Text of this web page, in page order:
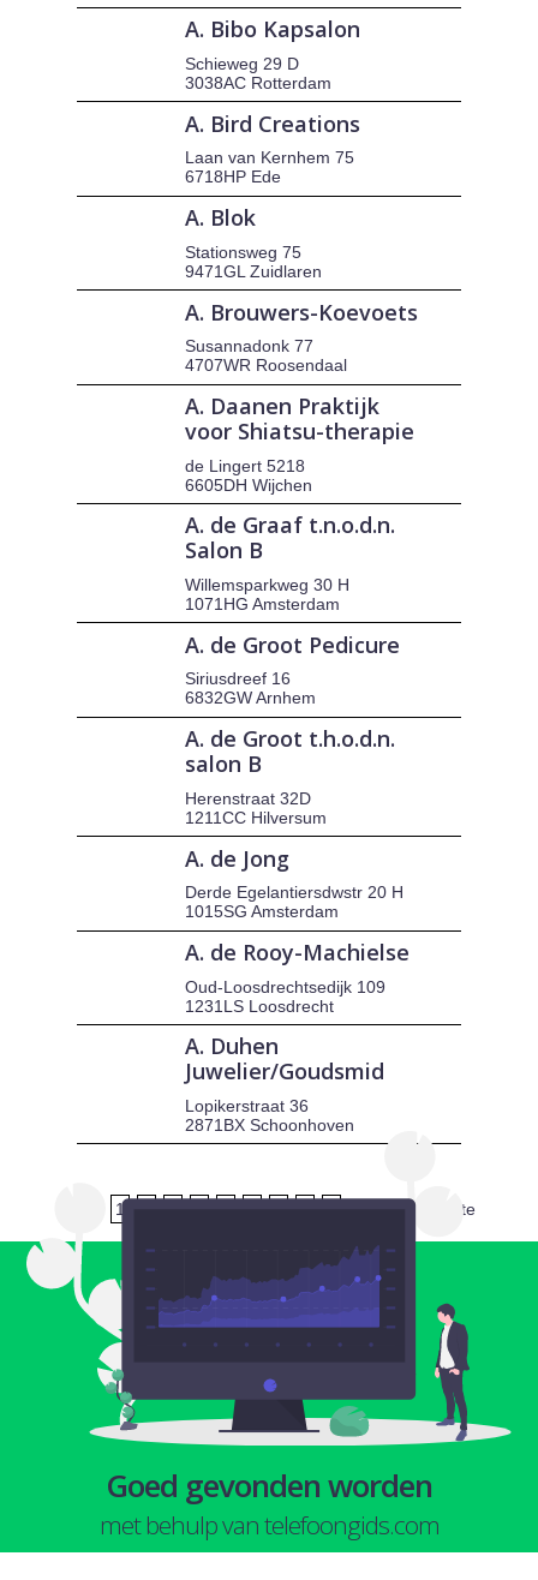
A. Bibo Kapsalon
Schieweg 29 D
3038AC Rotterdam
A. Bird Creations
Laan van Kernhem 75
6718HP Ede
A. Blok
Stationsweg 75
9471GL Zuidlaren
A. Brouwers-Koevoets
Susannadonk 77
4707WR Roosendaal
A. Daanen Praktijk
voor Shiatsu-therapie
de Lingert 5218
6605DH Wijchen
A. de Graaf t.n.o.d.n.
Salon B
Willemsparkweg 30 H
1071HG Amsterdam
A. de Groot Pedicure
Siriusdreef 16
6832GW Arnhem
A. de Groot t.h.o.d.n.
salon B
Herenstraat 32D
1211CC Hilversum
A. de Jong
Derde Egelantiersdwstr 20 H
1015SG Amsterdam
A. de Rooy-Machielse
Oud-Loosdrechtsedijk 109
1231LS Loosdrecht
A. Duhen
Juwelier/Goudsmid
Lopikerstraat 36
2871BX Schoonhoven
1 volgende laatste
Goed gevonden worden
met behulp van telefoongids.com